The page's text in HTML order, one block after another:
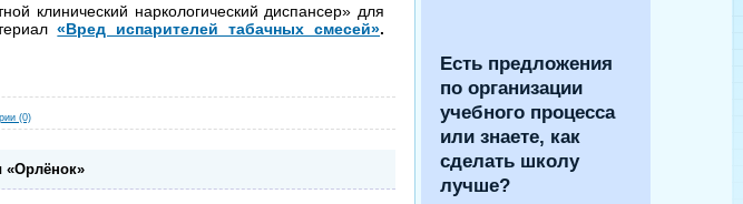
клинический наркологический диспансер» для
«Вред испарителей табачных смесей».
(0)
«Орлёнок»
Есть предложения
по организации
учебного процесса
или знаете, как
сделать школу
лучше?